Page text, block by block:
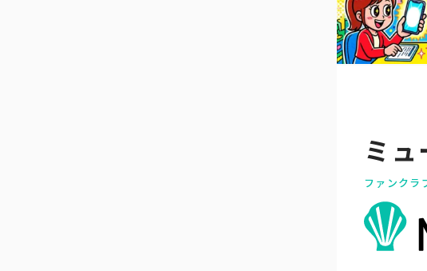
ミュ
ファンクラ